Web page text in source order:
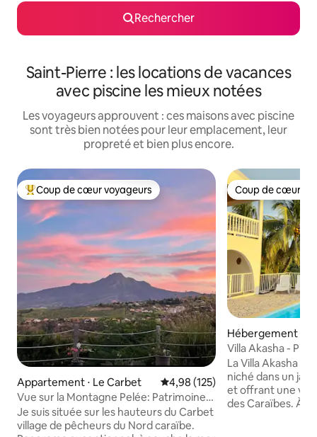
Rechercher
Saint-Pierre : les locations de vacances
avec piscine les mieux notées
Les voyageurs approuvent : ces maisons avec piscine
sont très bien notées pour leur emplacement, leur
propreté et bien plus encore.
Coups de cœur voyageurs les plus appréciés
Coup de cœur voyageurs
Appartement ⋅ Le Carbet Évaluation moyenne sur la
4,98 (125)
Vue sur la Montagne Pelée: Patrimoine
Unesco
Je suis située sur les hauteurs du Carbet
village de pêcheurs du Nord caraïbe.
Coup de cœur
Coup de cœur
Hébergement ⋅
Villa Akasha -
Caraïbes
La Villa Akasha
niché dans un
et offrant une
des Caraïbes. À